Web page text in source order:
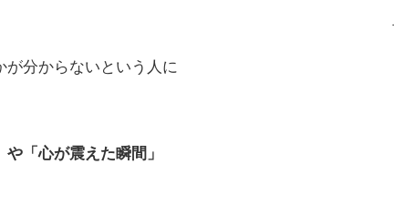
・
分からないという人に
や「心が震えた瞬間」